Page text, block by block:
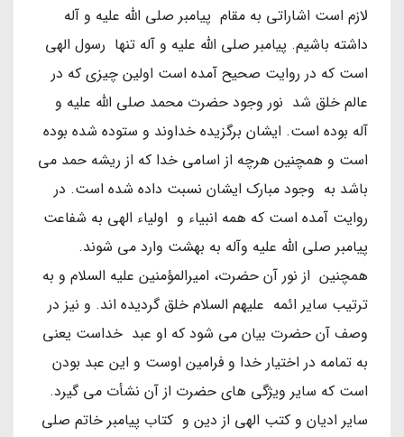
لازم است اشاراتی به مقام پیامبر صلی الله علیه و آله
داشته باشیم. پیامبر صلی الله علیه و آله تنها رسول الهی
است که در روایت صحیح آمده است اولین چیزی که در
عالم خلق شد نور وجود حضرت محمد صلی الله علیه و
آله بوده است. ایشان برگزیده خداوند و ستوده شده بوده
است و همچنین هرچه از اسامی خدا که از ریشه حمد می
باشد به وجود مبارک ایشان نسبت داده شده است. در
روایت آمده است که همه انبیاء و اولیاء الهی به شفاعت
پیامبر صلی الله علیه وآله به بهشت وارد می شوند.
همچنین از نور آن حضرت، امیرالمؤمنین علیه السلام و به
ترتیب سایر ائمه علیهم السلام خلق گردیده اند. و نیز در
وصف آن حضرت بیان می شود که او عبد خداست یعنی
به تمامه در اختیار خدا و فرامین اوست و این عبد بودن
است که سایر ویژگی های حضرت از آن نشأت می گیرد.
سایر ادیان و کتب الهی از دین و کتاب پیامبر خاتم صلی